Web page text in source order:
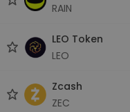
RAIN
LEO Token
LEO
Zcash
ZEC